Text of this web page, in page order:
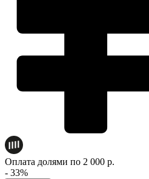
Оплата долями по 2 000 р.
- 33%